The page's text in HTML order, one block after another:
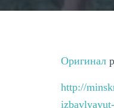
Оригинал
http://